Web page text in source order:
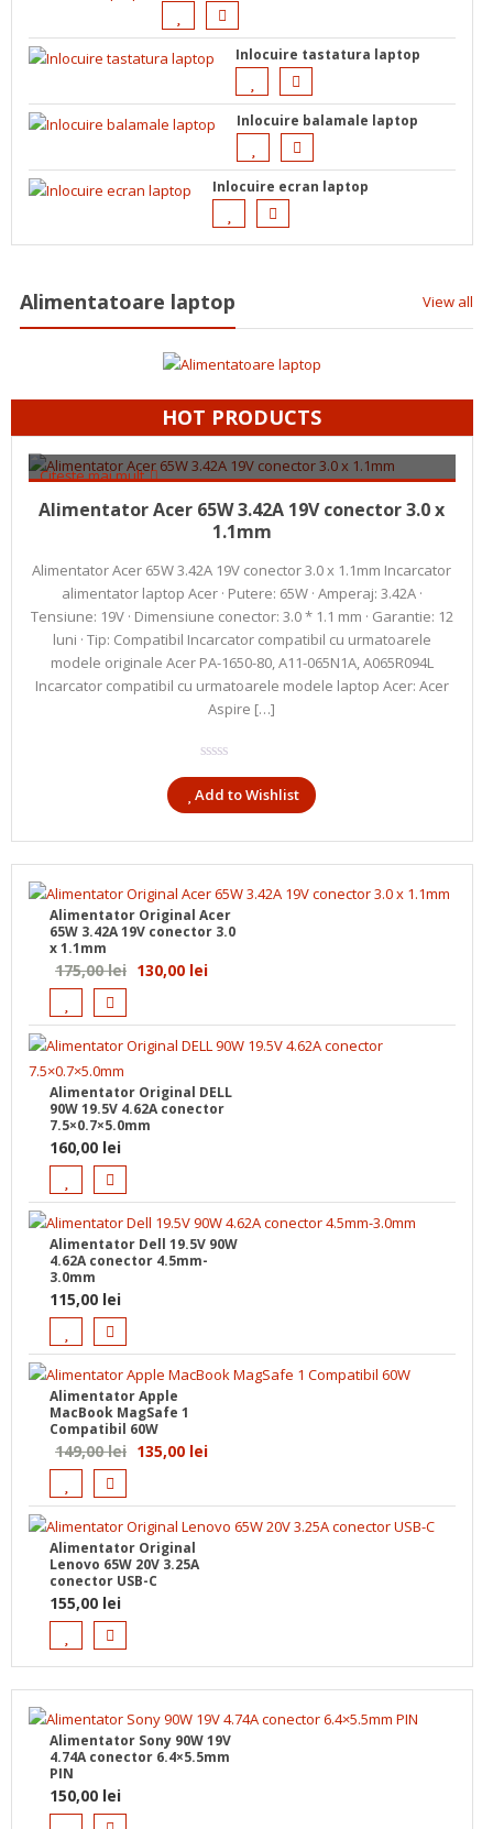
Inlocuire tastatura laptop
Inlocuire balamale laptop
Inlocuire ecran laptop
Alimentatoare laptop View all
HOT PRODUCTS
Citește mai mult
95,00lei
Alimentator Acer 65W 3.42A 19V conector 3.0 x
1.1mm
Alimentator Acer 65W 3.42A 19V conector 3.0 x 1.1mm Incarcator
alimentator laptop Acer · Putere: 65W · Amperaj: 3.42A ·
Tensiune: 19V · Dimensiune conector: 3.0 * 1.1 mm · Garantie: 12
luni · Tip: Compatibil Incarcator compatibil cu urmatoarele
modele originale Acer PA-1650-80, A11-065N1A, A065R094L
Incarcator compatibil cu urmatoarele modele laptop Acer: Acer
Aspire […]
Add to Wishlist
Alimentator Original Acer
65W 3.42A 19V conector 3.0
x 1.1mm
175,00lei Prețul
a
fost:
130,00 leiPrețul
este:
130,00 lei.
Alimentator Original DELL
90W 19.5V 4.62A conector
7.5×0.7×5.0mm
160,00 lei
Alimentator Dell 19.5V 90W
4.62A conector 4.5mm-
3.0mm
115,00 lei
Alimentator Apple
MacBook MagSafe 1
Compatibil 60W
149,00lei Prețul
a
fost:
149,00 lei.
135,00 leiPrețul
este:
135,00 lei.
Alimentator Original
Lenovo 65W 20V 3.25A
conector USB-C
155,00 lei
Alimentator Sony 90W 19V
4.74A conector 6.4×5.5mm
PIN
150,00 lei